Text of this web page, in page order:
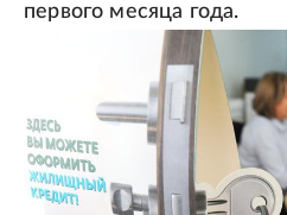
первого месяца года.